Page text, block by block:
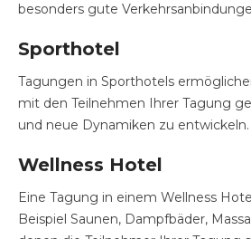
besonders gute
Sporthotel
Tagungen in Sporthotels
mit den Teilnehmen Ihrer Tagung
und neue Dynamiken zu entwickeln.
Wellness Hotel
Eine Tagung in einem Wellness
Beispiel Saunen, Dampfbäder,